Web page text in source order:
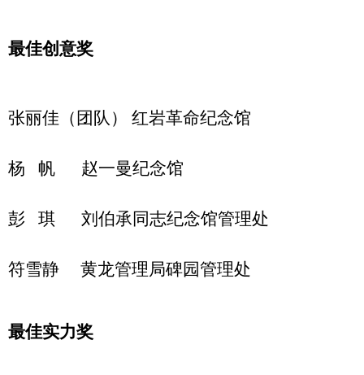
最佳创意奖
张丽佳（团队） 红岩革命纪念馆
杨 帆 赵一曼纪念馆
彭 琪 刘伯承同志纪念馆管理处
符雪静 黄龙管理局碑园管理处
最佳实力奖